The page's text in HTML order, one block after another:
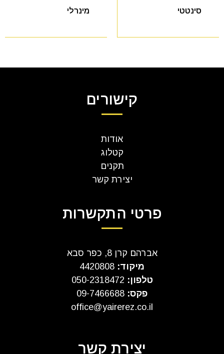
סינטטי מינרלי
קישורים
אודות
קטלוג
תקנים
יצירת קשר
פרטי התקשרות
אברהם קרן 8, כפר סבא
מיקוד:
טלפון:
פקס: 09-7466688
office@yairerez.co.il
יצירת קשר